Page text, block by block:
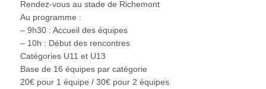
Rendez-vous au stade de Richemont
Au programme :
– 9h30 : Accueil des équipes
– 10h : Début des rencontres
Catégories U11 et U13
Base de 16 équipes par catégorie
20€ pour 1 équipe / 30€ pour 2 équipes